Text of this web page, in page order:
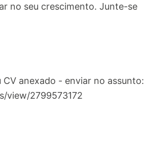
no seu crescimento. Junte-se
CV anexado - enviar no assunto:
view/2799573172